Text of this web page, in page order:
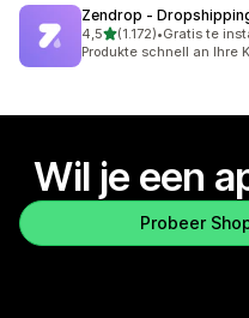
Zendrop ‑
4,5van 5 sterren
(1.172)
1172 recensies in totaal
•Gratis te
Produkte schnell an Ihre
Wil je een
Probeer